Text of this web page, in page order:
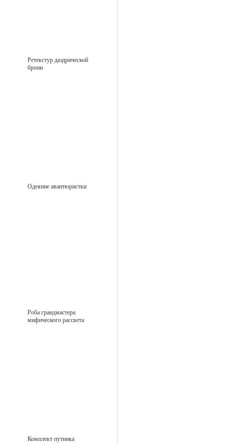
Ретекстур даэдрической
брони
Одеяние авантюристки
Роба грандмастера
мифического рассвета
Комплект путника